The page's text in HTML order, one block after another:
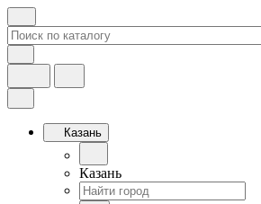
Казань
Казань